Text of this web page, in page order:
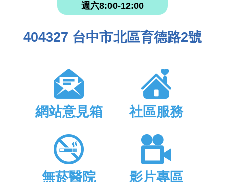
週六8:00-12:00
404327 台中市北區育德路2號
網站意見箱 社區服務
無菸醫院 影片專區